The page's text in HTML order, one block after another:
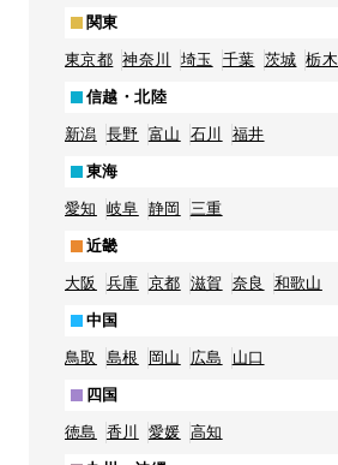
関東
東京都 神奈川 埼玉 千葉 茨城 栃木
信越・北陸
新潟 長野 富山 石川 福井
東海
愛知 岐阜 静岡 三重
近畿
大阪 兵庫 京都 滋賀 奈良 和歌山
中国
鳥取 島根 岡山 広島 山口
四国
徳島 香川 愛媛 高知